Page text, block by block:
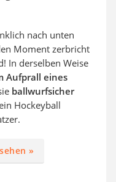
nach unten
Moment zerbricht
In derselben Weise
Aufprall eines
ballwurfsicher
Hockeyball
»